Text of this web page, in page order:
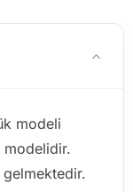
modeli
modelidir.
gelmektedir.